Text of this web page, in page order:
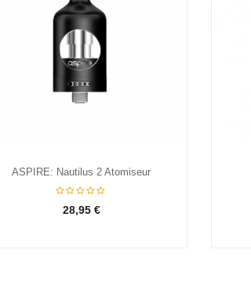
ASPIRE: Nautilus 2 Atomiseur
28,95 €